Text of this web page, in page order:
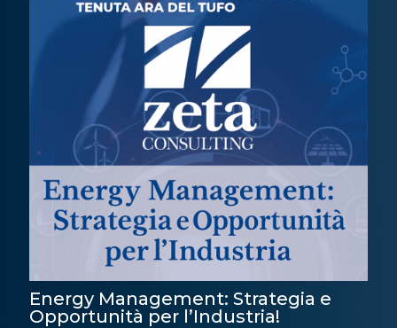
Energy Management: Strategia e
Opportunità per l’Industria!